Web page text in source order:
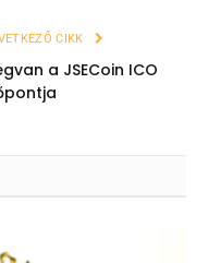
CIKK
a JSECoin ICO